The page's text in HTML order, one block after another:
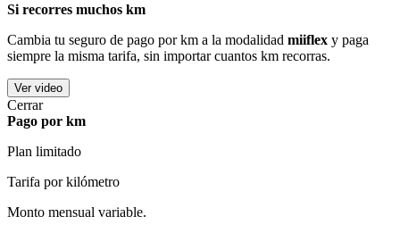
Si recorres muchos km
Cambia tu seguro de pago por km a la modalidad miiflex y paga
siempre la misma tarifa, sin importar cuantos km recorras.
Ver video
Cerrar
Pago por km
Plan limitado
Tarifa por kilómetro
Monto mensual variable.